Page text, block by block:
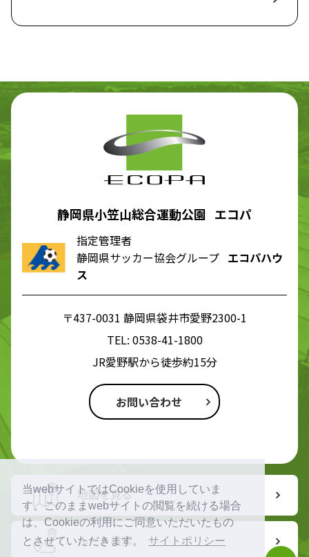
当webサイトではCookieを使用していま
す。このままwebサイトの閲覧を続ける場合
は、Cookieの利用にご同意いただいたもの
とさせていただきます。
サイトポリシー
静岡県小笠山総合運動公園 エコパ
指定管理者
静岡県サッカー協会グループ エコパハウ
ス
〒437-0031 静岡県袋井市愛野2300-1
TEL: 0538-41-1800
JR愛野駅から徒歩約15分
お問い合わせ
地図を見る
ルート検索